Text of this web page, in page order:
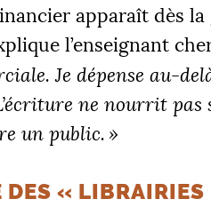
apparaît dès la
l’enseignant
Je dépense au-
ne nourrit pas
un public. »
DES « LIBRAIRIES